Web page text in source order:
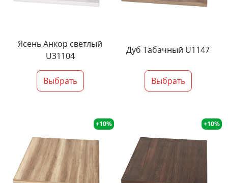
Ясень Анкор светлый
U31104
Выбрать
Дуб Табачный U1147
Выбрать
+10% +10%